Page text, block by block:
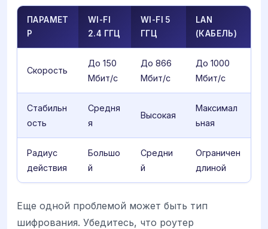
ПАРАМЕТ
Р
WI-FI
2.4 ГГЦ
WI-FI 5
ГГЦ
LAN
(КАБЕЛЬ)
Скорость
До 150
Мбит/с
До 866
Мбит/с
До 1000
Мбит/с
Стабильн
ость
Средня
я
Высокая
Максимал
ьная
Радиус
действия
Большо
й
Средни
й
Ограничен
длиной
Еще одной проблемой может быть тип
шифрования. Убедитесь, что роутер